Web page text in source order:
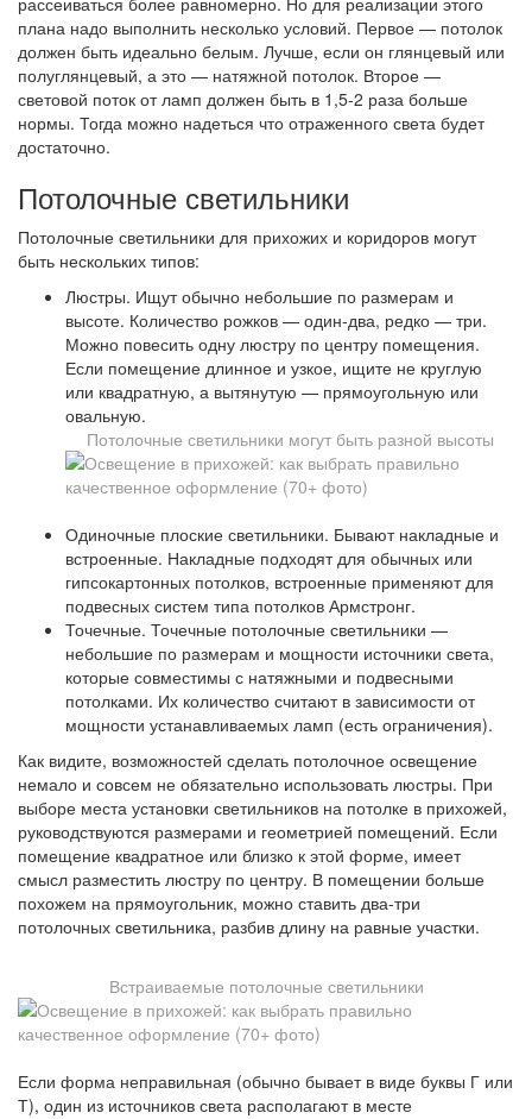
плана надо выполнить несколько условий. Первое — потолок
должен быть идеально белым. Лучше, если он глянцевый или
полуглянцевый, а это — натяжной потолок. Второе —
световой поток от ламп должен быть в 1,5-2 раза больше
нормы. Тогда можно надеться что отраженного света будет
достаточно.
Потолочные светильники
Потолочные светильники для прихожих и коридоров могут
быть нескольких типов:
Люстры. Ищут обычно небольшие по размерам и
высоте. Количество рожков — один-два, редко — три.
Можно повесить одну люстру по центру помещения.
Если помещение длинное и узкое, ищите не круглую
или квадратную, а вытянутую — прямоугольную или
овальную.
Потолочные светильники могут быть разной высоты
Одиночные плоские светильники. Бывают накладные и
встроенные. Накладные подходят для обычных или
гипсокартонных потолков, встроенные применяют для
подвесных систем типа потолков Армстронг.
Точечные. Точечные потолочные светильники —
небольшие по размерам и мощности источники света,
которые совместимы с натяжными и подвесными
потолками. Их количество считают в зависимости от
мощности устанавливаемых ламп (есть ограничения).
Как видите, возможностей сделать потолочное освещение
немало и совсем не обязательно использовать люстры. При
выборе места установки светильников на потолке в прихожей,
руководствуются размерами и геометрией помещений. Если
помещение квадратное или близко к этой форме, имеет
смысл разместить люстру по центру. В помещении больше
похожем на прямоугольник, можно ставить два-три
потолочных светильника, разбив длину на равные участки.
Встраиваемые потолочные светильники
Если форма неправильная (обычно бывает в виде буквы Г или
Т), один из источников света располагают в месте